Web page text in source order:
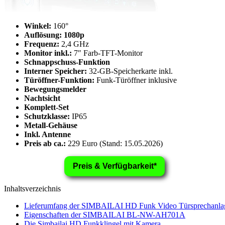
Winkel: 160°
Auflösung: 1080p
Frequenz: 2,4 GHz
Monitor inkl.: 7″ Farb-TFT-Monitor
Schnappschuss-Funktion
Interner Speicher: 32-GB-Speicherkarte inkl.
Türöffner-Funktion: Funk-Türöffner inklusive
Bewegungsmelder
Nachtsicht
Komplett-Set
Schutzklasse: IP65
Metall-Gehäuse
Inkl. Antenne
Preis ab ca.: 229 Euro (Stand: 15.05.2026)
Preis & Verfügbarkeit*
Inhaltsverzeichnis
Lieferumfang der SIMBAILAI HD Funk Video
Eigenschaften der SIMBAILAI BL-NW-AH701A